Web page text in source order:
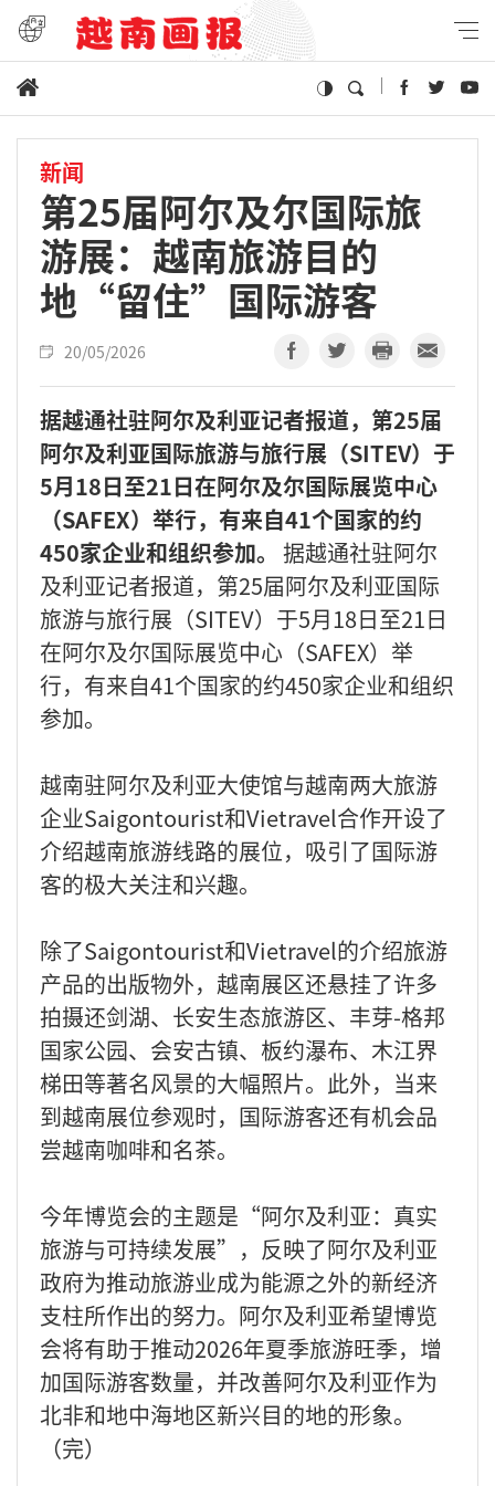
新闻
第25届阿尔及尔国际旅
游展：越南旅游目的
地“留住”国际游客
20/05/2026
据越通社驻阿尔及利亚记者报道，第25届
阿尔及利亚国际旅游与旅行展（SITEV）于
5月18日至21日在阿尔及尔国际展览中心
（SAFEX）举行，有来自41个国家的约
450家企业和组织参加。 据越通社驻阿尔
及利亚记者报道，第25届阿尔及利亚国际
旅游与旅行展（SITEV）于5月18日至21日
在阿尔及尔国际展览中心（SAFEX）举
行，有来自41个国家的约450家企业和组织
参加。
越南驻阿尔及利亚大使馆与越南两大旅游
企业Saigontourist和Vietravel合作开设了
介绍越南旅游线路的展位，吸引了国际游
客的极大关注和兴趣。
除了Saigontourist和Vietravel的介绍旅游
产品的出版物外，越南展区还悬挂了许多
拍摄还剑湖、长安生态旅游区、丰芽-格邦
国家公园、会安古镇、板约瀑布、木江界
梯田等著名风景的大幅照片。此外，当来
到越南展位参观时，国际游客还有机会品
尝越南咖啡和名茶。
今年博览会的主题是“阿尔及利亚：真实
旅游与可持续发展”，反映了阿尔及利亚
政府为推动旅游业成为能源之外的新经济
支柱所作出的努力。阿尔及利亚希望博览
会将有助于推动2026年夏季旅游旺季，增
加国际游客数量，并改善阿尔及利亚作为
北非和地中海地区新兴目的地的形象。
（完）